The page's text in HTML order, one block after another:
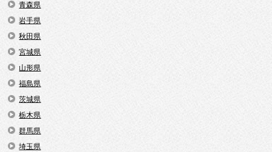
青森県
岩手県
秋田県
宮城県
山形県
福島県
茨城県
栃木県
群馬県
埼玉県